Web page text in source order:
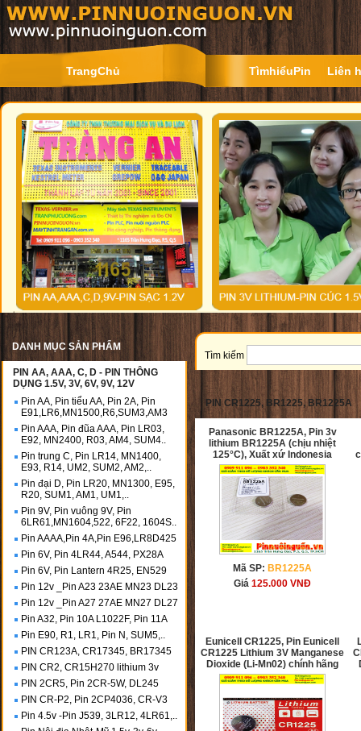
TrangChủ TìmhiểuPin Liên
DANH MỤC SẢN PHẨM
PIN AA, AAA, C, D - PIN THÔNG
DỤNG 1.5V, 3V, 6V, 9V, 12V
Pin AA, Pin tiểu AA, Pin 2A, Pin
E91,LR6,MN1500,R6,SUM3,AM3
Pin AAA, Pin đũa AAA, Pin LR03,
E92, MN2400, R03, AM4, SUM4..
Pin trung C, Pin LR14, MN1400,
E93, R14, UM2, SUM2, AM2,..
Pin đại D, Pin LR20, MN1300, E95,
R20, SUM1, AM1, UM1,..
Pin 9V, Pin vuông 9V, Pin
6LR61,MN1604,522, 6F22, 1604S..
Pin AAAA,Pin 4A,Pin E96,LR8D425
Pin 6V, Pin 4LR44, A544, PX28A
Pin 6V, Pin Lantern 4R25, EN529
Pin 12v _Pin A23 23AE MN23 DL23
Pin 12v _Pin A27 27AE MN27 DL27
Pin A32, Pin 10A L1022F, Pin 11A
Pin E90, R1, LR1, Pin N, SUM5,..
PIN CR123A, CR17345, BR17345
PIN CR2, CR15H270 lithium 3v
PIN 2CR5, Pin 2CR-5W, DL245
PIN CR-P2, Pin 2CP4036, CR-V3
Pin 4.5v -Pin J539, 3LR12, 4LR61,..
Tìm kiếm
PIN CR1225, BR1225, BR1225A
Panasonic BR1225A, Pin 3v
lithium BR1225A (chịu nhiệt
125°C), Xuất xứ Indonesia
Mã SP: BR1225A
Giá125.000VNĐ
Eunicell CR1225, Pin Eunicell
CR1225 Lithium 3V Manganese
Dioxide (Li-Mn02) chính hãng